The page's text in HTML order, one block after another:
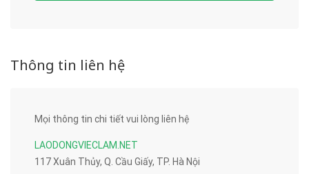
Thông tin liên hệ
Mọi thông tin chi tiết vui lòng liên hệ
LAODONGVIECLAM.NET
117 Xuân Thủy, Q. Cầu Giấy, TP. Hà Nội